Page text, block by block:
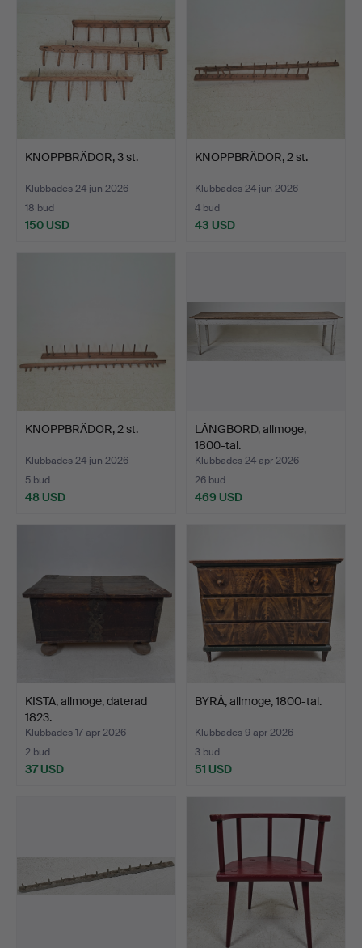
KNOPPBRÄDOR, 3 st.
Klubbades 24 jun 2026
18 bud
150 USD
KNOPPBRÄDOR, 2 st.
Klubbades 24 jun 2026
4 bud
43 USD
KNOPPBRÄDOR, 2 st.
Klubbades 24 jun 2026
5 bud
48 USD
LÅNGBORD, allmoge,
1800-tal.
Klubbades 24 apr 2026
26 bud
469 USD
KISTA, allmoge, daterad
1823.
Klubbades 17 apr 2026
2 bud
37 USD
BYRÅ, allmoge, 1800-tal.
Klubbades 9 apr 2026
3 bud
51 USD